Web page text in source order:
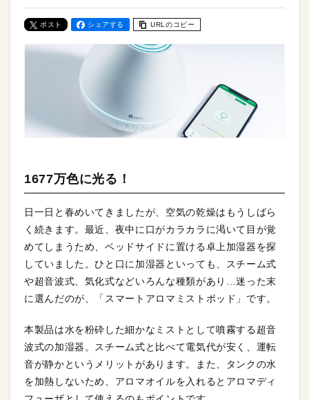
ポスト シェアする URLのコピー
1677万色に光る！
日一日と春めいてきましたが、空気の乾燥はもうしばら
く続きます。最近、夜中に口がカラカラに渇いて目が覚
めてしまうため、ベッドサイドに置ける卓上加湿器を探
していました。ひと口に加湿器といっても、スチーム式
や超音波式、気化式などいろんな種類があり…迷った末
に選んだのが、「スマートアロマミストポッド」です。
本製品は水を粉砕した細かなミストとして噴霧する超音
波式の加湿器。スチーム式と比べて電気代が安く、運転
音が静かというメリットがあります。また、タンクの水
を加熱しないため、アロマオイルを入れるとアロマディ